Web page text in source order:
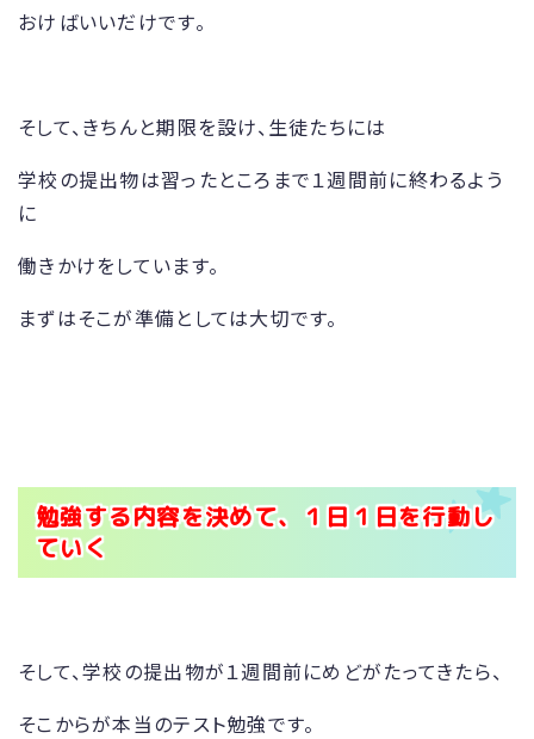
おけばいいだけです。
そして、きちんと期限を設け、生徒たちには
学校の提出物は習ったところまで１週間前に終わるよう
に
働きかけをしています。
まずはそこが準備としては大切です。
勉強する内容を決めて、１日１日を行動し
ていく
そして、学校の提出物が１週間前にめどがたってきたら、
そこからが本当のテスト勉強です。